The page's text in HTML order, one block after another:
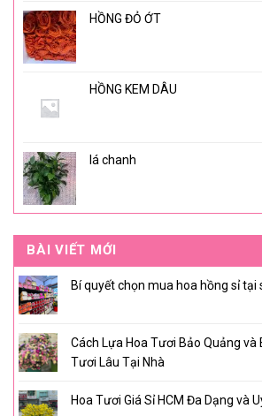
HỒNG ĐỎ ỚT
HỒNG KEM DÂU
lá chanh
BÀI VIẾT MỚI
Bí quyết chọn mua hoa hồng sỉ tại
Cách Lựa Hoa Tươi Bảo Quảng và
Tươi Lâu Tại Nhà
Hoa Tươi Giá Sỉ HCM Đa Dạng và